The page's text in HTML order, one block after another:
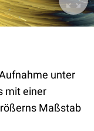
unter
mit einer
Maßstab